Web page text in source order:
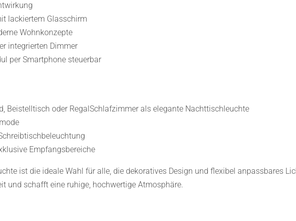
lackiertem Glasschirm
Wohnkonzepte
integrierten Dimmer
per Smartphone steuerbar
Beistelltisch oder RegalSchlafzimmer als elegante Nachttischleuchte
Empfangsbereiche
ist die ideale Wahl für alle, die dekoratives Design und flexibel anpassbares
und schafft eine ruhige, hochwertige Atmosphäre.